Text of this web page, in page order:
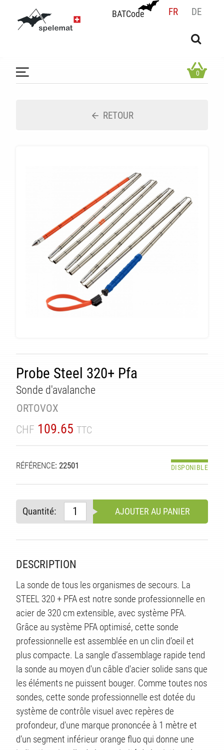
BATCode FR DE
BATCode
OK
0
RETOUR
Probe Steel 320+ Pfa
Sonde d'avalanche
ORTOVOX
CHF 109.65 TTC
RÉFÉRENCE: 22501 DISPONIBLE
Quantité: AJOUTER AU PANIER
DESCRIPTION
La sonde de tous les organismes de secours. La
STEEL 320 + PFA est notre sonde professionnelle en
acier de 320 cm extensible, avec système PFA.
Grâce au système PFA optimisé, cette sonde
professionnelle est assemblée en un clin d’oeil et
plus compacte. La sangle d’assemblage rapide tend
la sonde au moyen d'un câble d'acier solide sans que
les éléments ne puissent bouger. Comme toutes nos
sondes, cette sonde professionnelle est dotée du
système de contrôle visuel avec repères de
profondeur, d'une marque prononcée à 1 mètre et
d’un segment inférieur orange fluo qui donne une